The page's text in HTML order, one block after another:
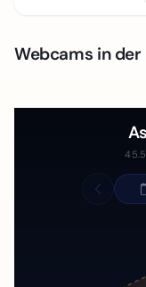
Webcams in der